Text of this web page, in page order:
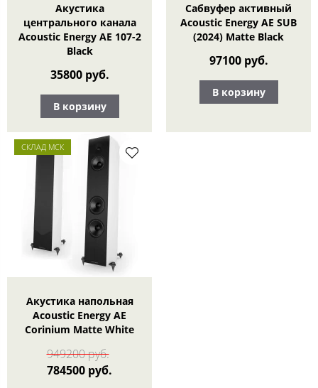
Акустика
центрального канала
Acoustic Energy AE 107-2
Black
35800 руб.
В корзину
Сабвуфер активный
Acoustic Energy AE SUB
(2024) Matte Black
97100 руб.
В корзину
СКЛАД МСК
Акустика напольная
Acoustic Energy АЕ
Corinium Matte White
949200 руб.
784500 руб.